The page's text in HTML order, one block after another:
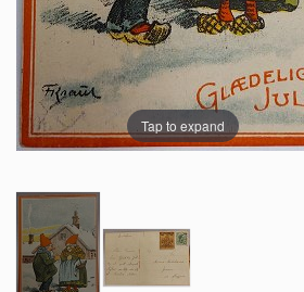
Tap to expand